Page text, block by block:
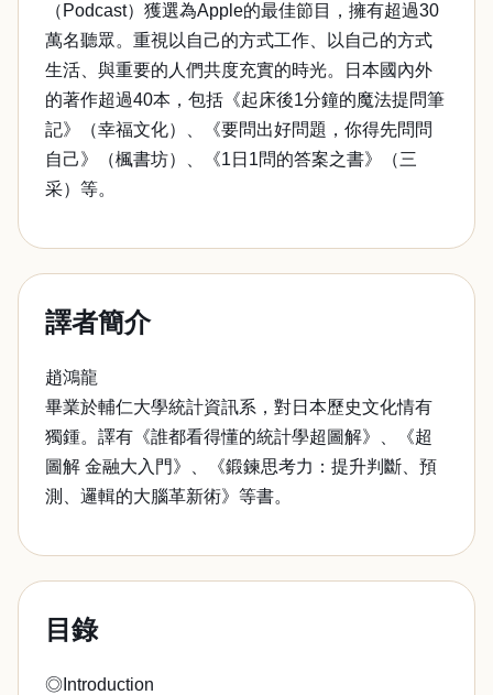
（Podcast）獲選為Apple的最佳節目，擁有超過30
萬名聽眾。重視以自己的方式工作、以自己的方式
生活、與重要的人們共度充實的時光。日本國內外
的著作超過40本，包括《起床後1分鐘的魔法提問筆
記》（幸福文化）、《要問出好問題，你得先問問
自己》（楓書坊）、《1日1問的答案之書》（三
采）等。
譯者簡介
趙鴻龍
畢業於輔仁大學統計資訊系，對日本歷史文化情有
獨鍾。譯有《誰都看得懂的統計學超圖解》、《超
圖解 金融大入門》、《鍛鍊思考力：提升判斷、預
測、邏輯的大腦革新術》等書。
目錄
◎Introduction